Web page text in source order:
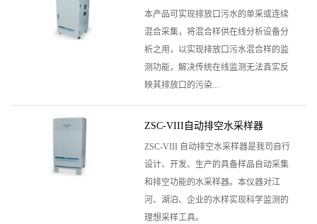
本产品可实现排放口污水的单采或连续
混合采集，将混合样供在线分析设备分
析之用，以实现排放口污水混合样的监
测功能，解决传统在线监测无法真实反
映其排放口的污染...
ZSC-VIII自动排空水采样器
ZSC-VIII 自动排空水采样器是我司自行
设计、开发、生产的具备样品自动采集
和排空功能的水采样器。本仪器对江
河、湖泊、企业的水样实现科学监测的
理想采样工具。